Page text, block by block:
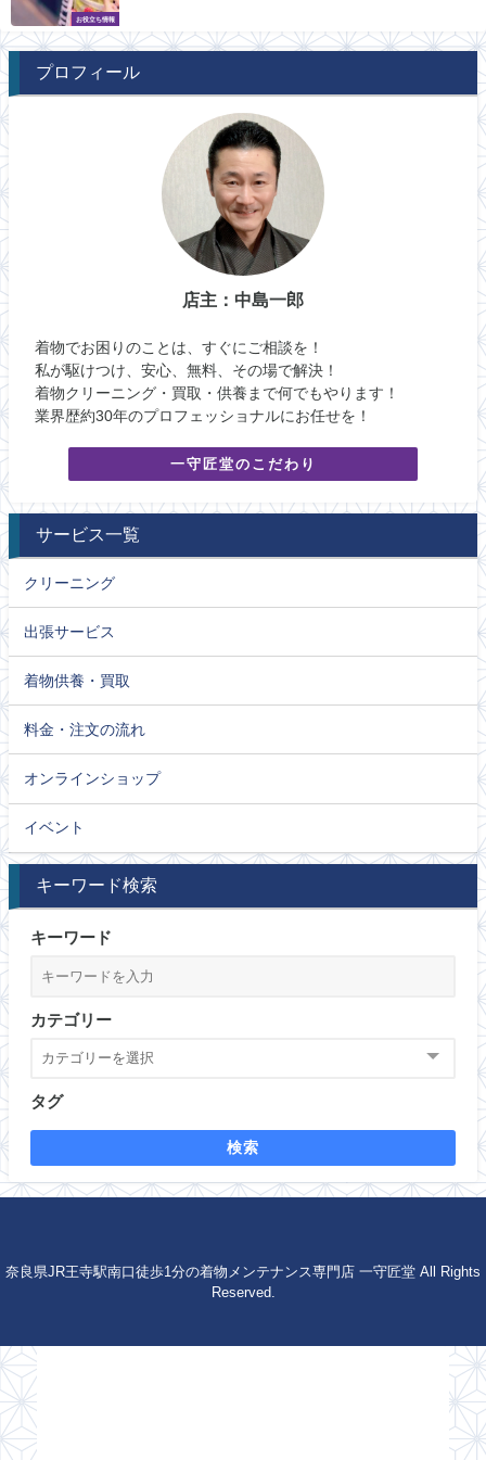
お役立ち情報
プロフィール
店主：中島一郎
着物でお困りのことは、すぐにご相談を！
私が駆けつけ、安心、無料、その場で解決！
着物クリーニング・買取・供養まで何でもやります！
業界歴約30年のプロフェッショナルにお任せを！
一守匠堂のこだわり
サービス一覧
クリーニング
出張サービス
着物供養・買取
料金・注文の流れ
オンラインショップ
イベント
キーワード検索
キーワード
カテゴリー
タグ
検索
奈良県JR王寺駅南口徒歩1分の着物メンテナンス専門店 一守匠堂 All Rights
Reserved.